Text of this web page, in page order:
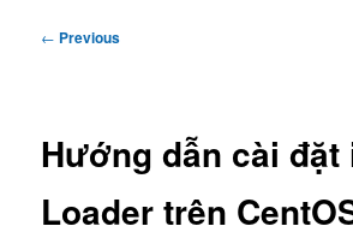
Post
← Previous
Hướng dẫn cài đặt
Loader trên